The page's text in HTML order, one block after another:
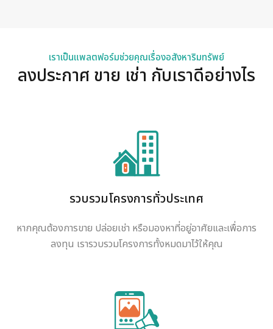
เราเป็นแพลตฟอร์มช่วยคุณเรื่องอสังหาริมทรัพย์
ลงประกาศ ขาย เช่า กับเราดีอย่างไร
รวบรวมโครงการทั่วประเทศ
หากคุณต้องการขาย ปล่อยเช่า หรือมองหาที่อยู่อาศัยและเพื่อการ
ลงทุน เรารวบรวมโครงการทั้งหมดมาไว้ให้คุณ